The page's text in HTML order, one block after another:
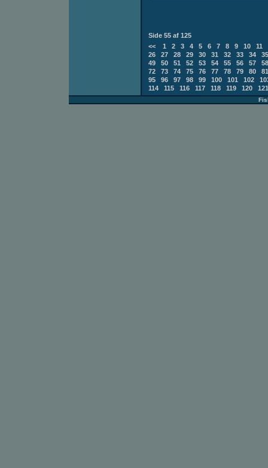
Side 55 af 125
<<
1 2 3 4 5 6 7 8 9 10
11
26
27 28 29 30 31 32 33 34
35
49
50 51 52 53 54 55 56 57
58
72
73 74 75 76 77 78 79 80
81
95
96 97 98 99 100 101 102
114
115 116 117 118 119 120 121